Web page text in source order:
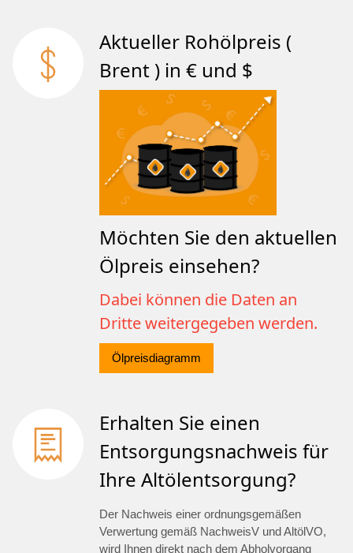
Aktueller Rohölpreis (
Brent ) in € und $
Möchten Sie den aktuellen
Ölpreis einsehen?
Dabei können die Daten an
Dritte weitergegeben werden.
Ölpreisdiagramm
Erhalten Sie einen
Entsorgungsnachweis für
Ihre Altölentsorgung?
Der Nachweis einer ordnungsgemäßen
Verwertung gemäß NachweisV und AltölVO,
wird Ihnen direkt nach dem Abholvorgang